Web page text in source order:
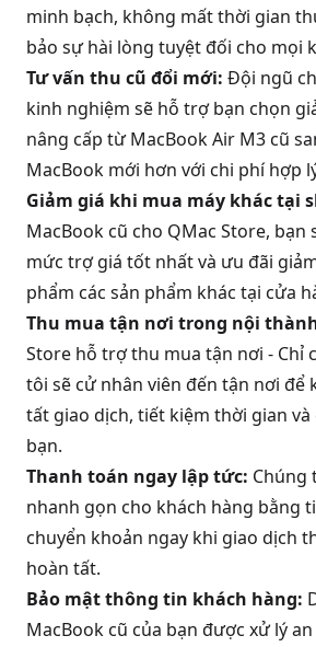
minh bạch, không mất thời gian
bảo sự hài lòng tuyệt đối cho mọi
Tư vấn thu cũ đổi mới: Đội ngũ
kinh nghiệm sẽ hỗ trợ bạn chọn
nâng cấp từ MacBook Air M3 cũ
MacBook mới hơn với chi phí hợp
Giảm giá khi mua máy khác tại
MacBook cũ cho QMac Store, bạn
mức trợ giá tốt nhất và ưu đãi
phẩm các sản phẩm khác tại cửa
Thu mua tận nơi trong nội thành
Store hỗ trợ thu mua tận nơi - Chỉ
tôi sẽ cử nhân viên đến tận nơi để
tất giao dịch, tiết kiệm thời gian và
bạn.
Thanh toán ngay lập tức: Chúng
nhanh gọn cho khách hàng bằng
chuyển khoản ngay khi giao dịch
hoàn tất.
Bảo mật thông tin khách hàng:
MacBook cũ của bạn được xử lý